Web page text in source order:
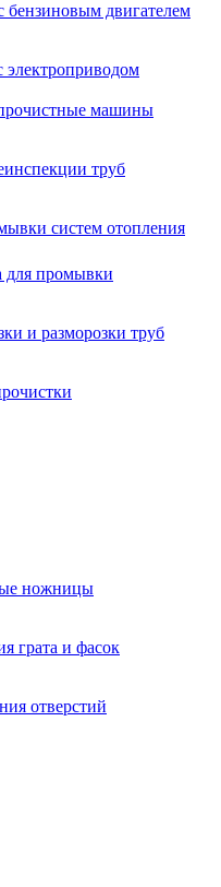
двигателем
машины
труб
систем отопления
для промывки
и разморозки труб
ножницы
грата и фасок
отверстий